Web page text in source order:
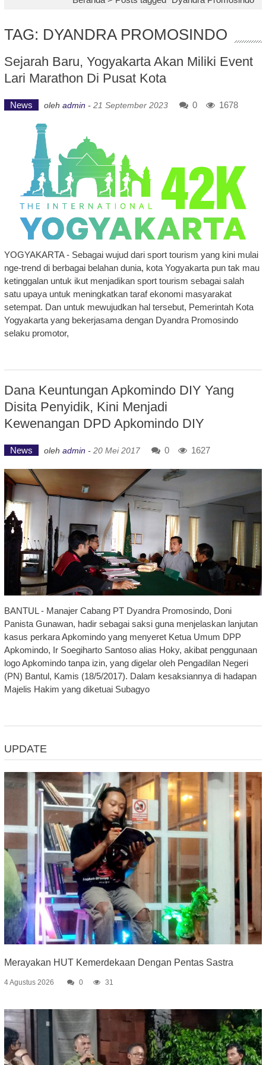
TAG: DYANDRA PROMOSINDO
Sejarah Baru, Yogyakarta Akan Miliki Event
Lari Marathon Di Pusat Kota
News oleh admin - 21 September 2023 0 1678
YOGYAKARTA - Sebagai wujud dari sport tourism yang kini mulai
nge-trend di berbagai belahan dunia, kota Yogyakarta pun tak mau
ketinggalan untuk ikut menjadikan sport tourism sebagai salah
satu upaya untuk meningkatkan taraf ekonomi masyarakat
setempat. Dan untuk mewujudkan hal tersebut, Pemerintah Kota
Yogyakarta yang bekerjasama dengan Dyandra Promosindo
selaku promotor,
Dana Keuntungan Apkomindo DIY Yang
Disita Penyidik, Kini Menjadi
Kewenangan DPD Apkomindo DIY
News oleh admin - 20 Mei 2017 0 1627
BANTUL - Manajer Cabang PT Dyandra Promosindo, Doni
Panista Gunawan, hadir sebagai saksi guna menjelaskan lanjutan
kasus perkara Apkomindo yang menyeret Ketua Umum DPP
Apkomindo, Ir Soegiharto Santoso alias Hoky, akibat penggunaan
logo Apkomindo tanpa izin, yang digelar oleh Pengadilan Negeri
(PN) Bantul, Kamis (18/5/2017). Dalam kesaksiannya di hadapan
Majelis Hakim yang diketuai Subagyo
UPDATE
Merayakan HUT Kemerdekaan Dengan Pentas Sastra
4 Agustus 2026 0 31